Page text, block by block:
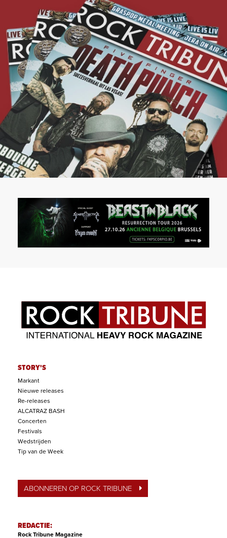
STORY'S
Markant
Nieuwe releases
Re-releases
ALCATRAZ BASH
Concerten
Festivals
Wedstrijden
Tip van de Week
ABONNEREN OP ROCK TRIBUNE
REDACTIE:
Rock Tribune Magazine